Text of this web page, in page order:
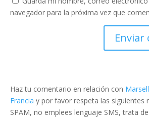
navegador para la próxima vez que
Haz tu comentario en relación con
Francia y por favor respeta las siguientes
SPAM, no emplees lenguaje SMS, trata